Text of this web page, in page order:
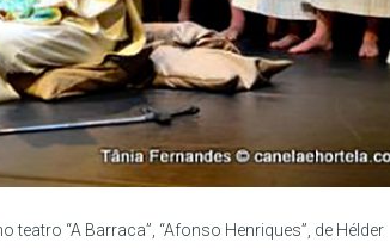
“A Barraca”, “Afonso Henriques”, de Hélder